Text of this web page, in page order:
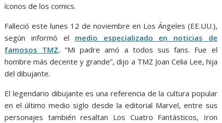
íconos de los comics.
Falleció este lunes 12 de noviembre en Los Ángeles (EE.UU.),
según informó el medio especializado en noticias de
famosos TMZ. ”Mi padre amó a todos sus fans. Fue el
hombre más decente y grande”, dijo a TMZ Joan Celia Lee, hija
del dibujante.
El legendario dibujante es una referencia de la cultura popular
en el último medio siglo desde la editorial Marvel, entre sus
personajes también resaltan Los Cuatro Fantásticos, Iron